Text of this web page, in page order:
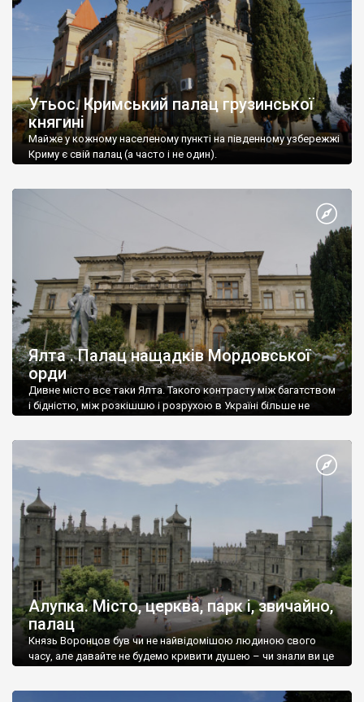
Утьос. Кримський палац грузинської
княгині
Майже у кожному населеному пункті на південному узбережжі
Криму є свій палац (а часто і не один).
Ялта . Палац нащадків Мордовської
орди
Дивне місто все таки Ялта. Такого контрасту між багатством
і бідністю, між розкішшю і розрухою в Україні більше не
Алупка. Місто, церква, парк і, звичайно,
палац
Князь Воронцов був чи не найвідомішою людиною свого
часу, але давайте не будемо кривити душею – чи знали ви це